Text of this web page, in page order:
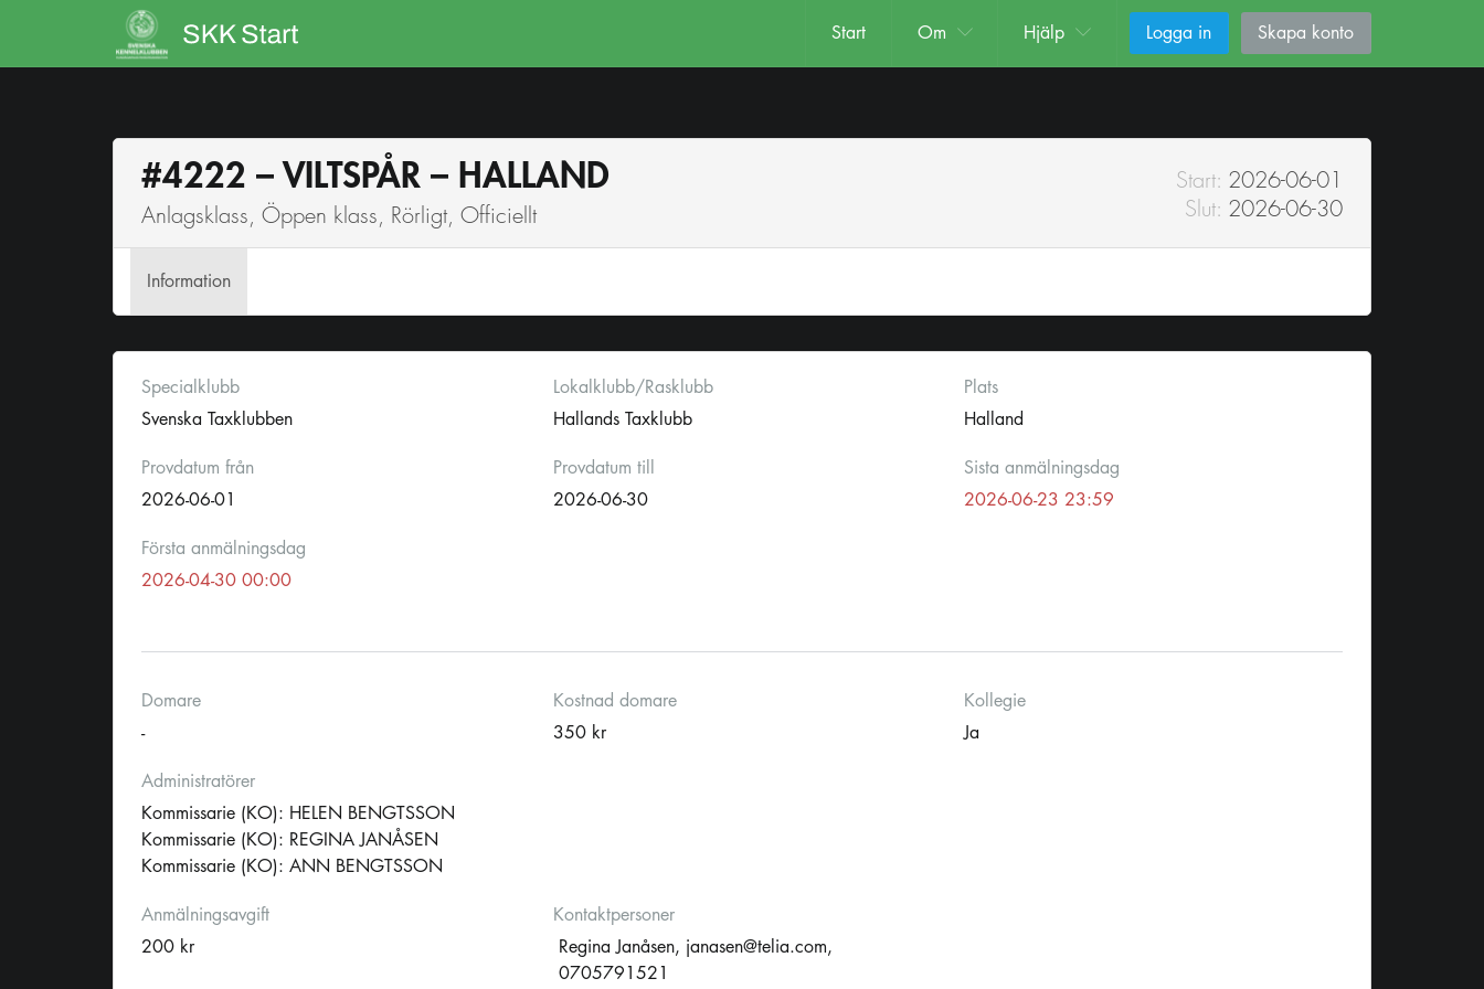
Start Om Hjälp Logga in Skapa konto
#4222 – VILTSPÅR – HALLAND
Anlagsklass, Öppen klass, Rörligt, Officiellt
Start: 2026-06-01
Slut: 2026-06-30
Information
Specialklubb
Svenska Taxklubben
Lokalklubb/Rasklubb
Hallands Taxklubb
Plats
Halland
Provdatum från
2026-06-01
Provdatum till
2026-06-30
Sista anmälningsdag
2026-06-23 23:59
Första anmälningsdag
2026-04-30 00:00
Domare
-
Kostnad domare
350 kr
Kollegie
Ja
Administratörer
Kommissarie (KO): HELEN BENGTSSON
Kommissarie (KO): REGINA JANÅSEN
Kommissarie (KO): ANN BENGTSSON
Anmälningsavgift
200 kr
Kontaktpersoner
Regina Janåsen, janasen@telia.com,
0705791521